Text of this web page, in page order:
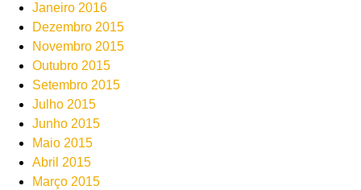
Janeiro 2016
Dezembro 2015
Novembro 2015
Outubro 2015
Setembro 2015
Julho 2015
Junho 2015
Maio 2015
Abril 2015
Março 2015